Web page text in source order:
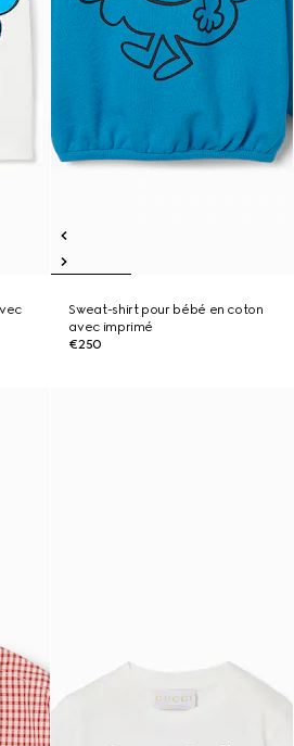
Sweat-shirt pour bébé en coton
avec imprimé
€250